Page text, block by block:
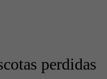
perdidas